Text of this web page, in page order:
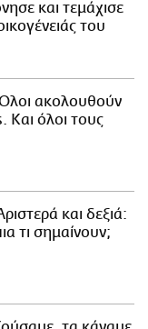
και τεμάχισε
του
ακολουθούν
Και όλοι τους
και δεξιά:
τι σημαίνουν;